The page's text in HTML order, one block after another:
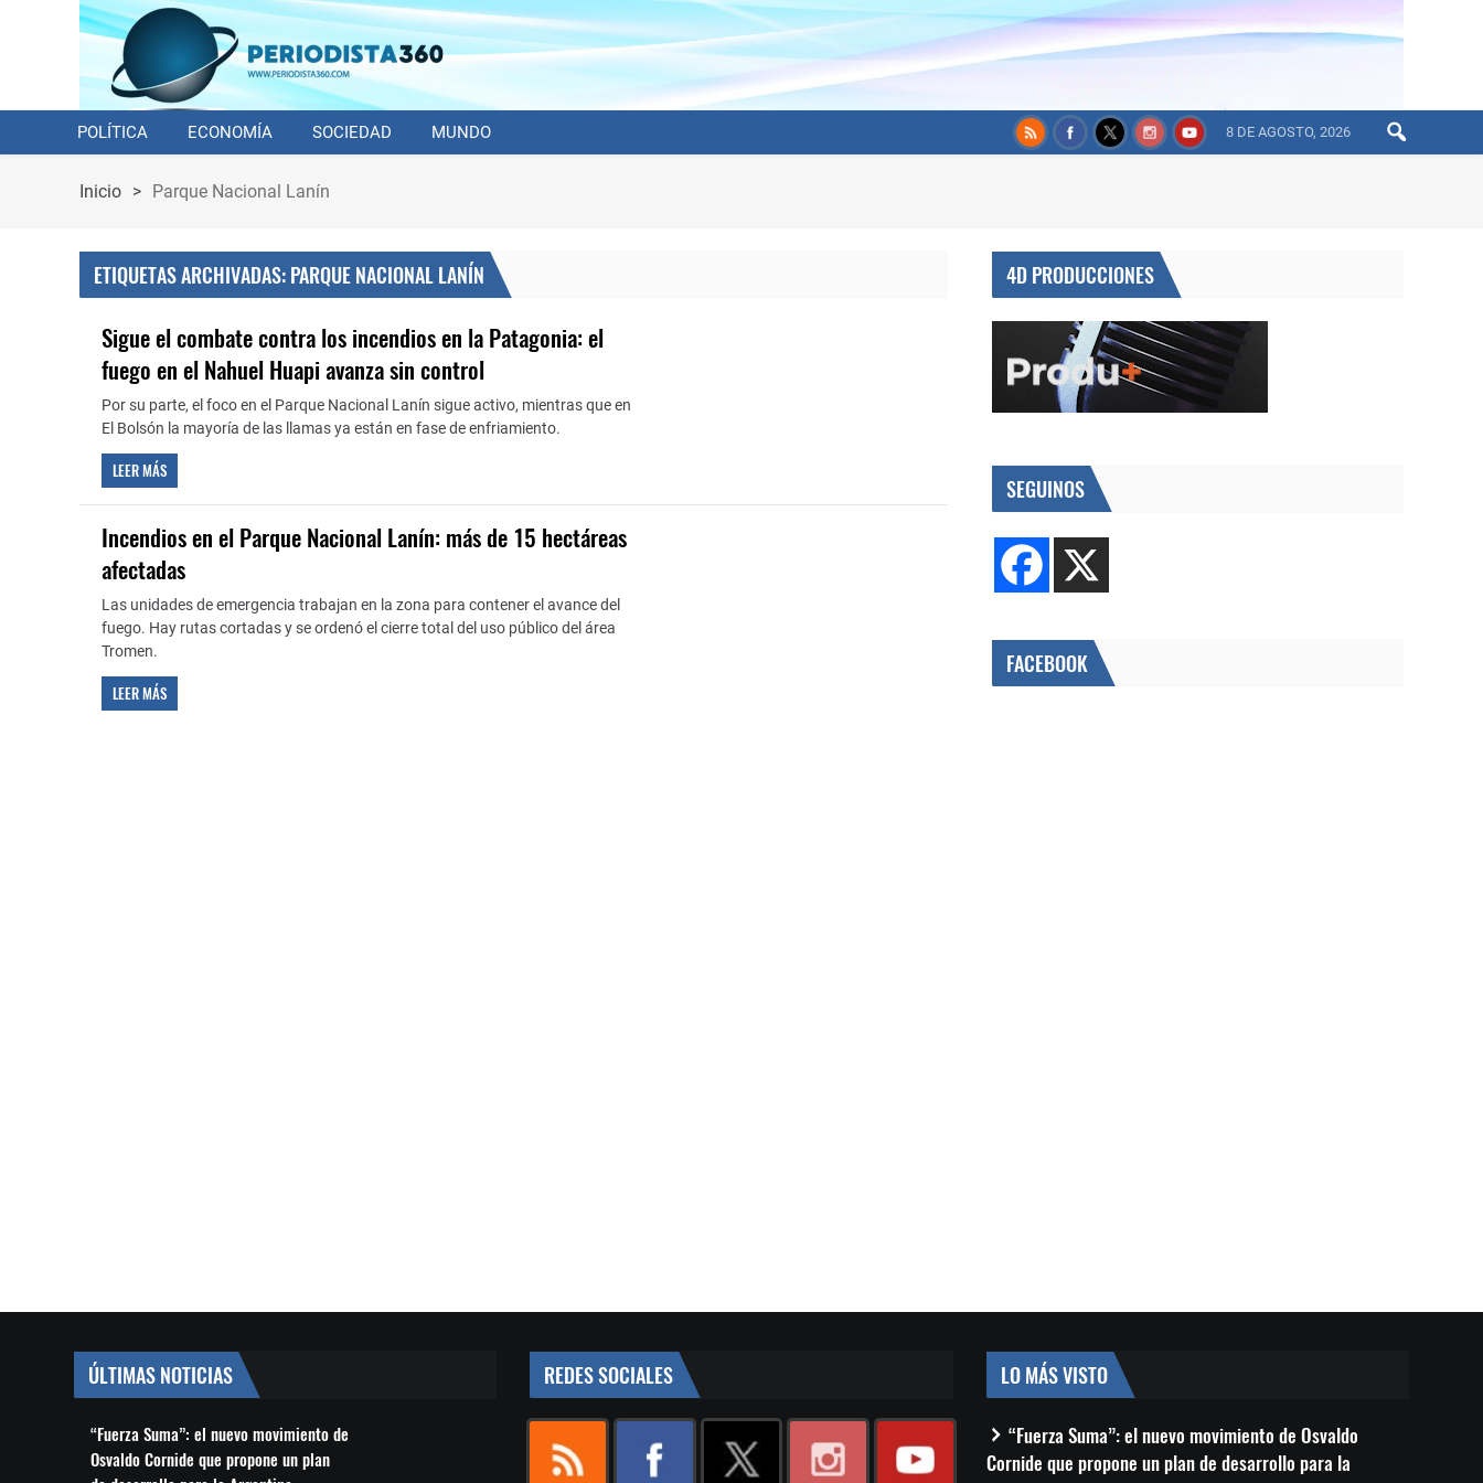
POLÍTICA ECONOMÍA SOCIEDAD MUNDO 8 DE AGOSTO, 2026
Inicio > Parque Nacional Lanín
ETIQUETAS ARCHIVADAS: PARQUE NACIONAL LANÍN
Sigue el combate contra los incendios en la Patagonia: el
fuego en el Nahuel Huapi avanza sin control
Por su parte, el foco en el Parque Nacional Lanín sigue activo, mientras que en
El Bolsón la mayoría de las llamas ya están en fase de enfriamiento.
LEER MÁS
Incendios en el Parque Nacional Lanín: más de 15 hectáreas
afectadas
Las unidades de emergencia trabajan en la zona para contener el avance del
fuego. Hay rutas cortadas y se ordenó el cierre total del uso público del área
Tromen.
LEER MÁS
4D PRODUCCIONES
SEGUINOS
FACEBOOK
ÚLTIMAS NOTICIAS
“Fuerza Suma”: el nuevo movimiento de
Osvaldo Cornide que propone un plan
REDES SOCIALES LO MÁS VISTO
“Fuerza Suma”: el nuevo movimiento de Osvaldo
Cornide que propone un plan de desarrollo para la